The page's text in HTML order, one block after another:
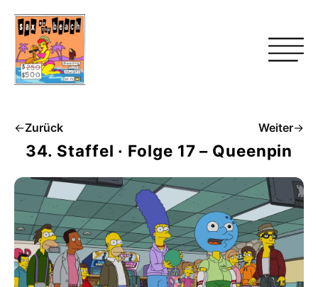
←Zurück Weiter→
34. Staffel · Folge 17 – Queenpin